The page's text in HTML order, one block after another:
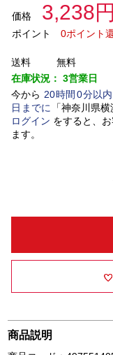
価格 3,238円
ポイント
0ポイント
送料
無料
在庫状況： 3営業日
今から 20時間 0分以内
日 までに 「神奈川県横
ログイン をすると、
ます。
商品説明